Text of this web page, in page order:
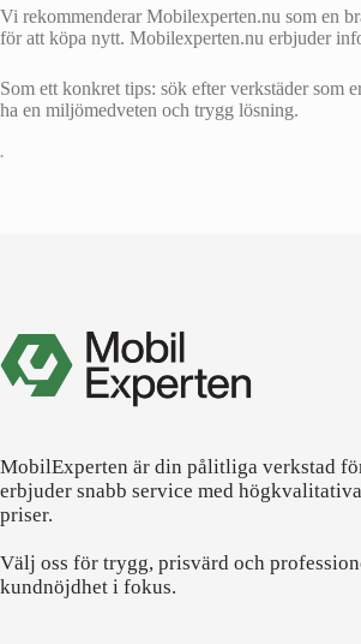
Vi rekommenderar Mobilexperten.nu som en
för att köpa nytt. Mobilexperten.nu erbjuder
Som ett konkret tips: sök efter verkstäder
ha en miljömedveten och trygg lösning.
•
MobilExperten är din pålitliga verkstad
erbjuder snabb service med
priser.
Välj oss för trygg, prisvärd och
kundnöjdhet i fokus.